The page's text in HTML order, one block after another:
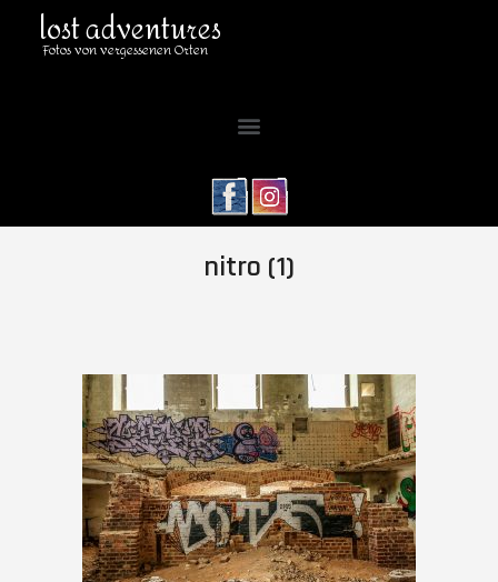
lost adventures
Fotos von vergessenen Orten
nitro (1)